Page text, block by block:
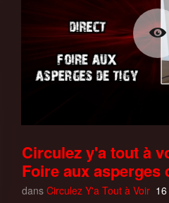
Circulez y'a tout à
Foire aux asperges
dans Circulez Y'a Tout à Voir